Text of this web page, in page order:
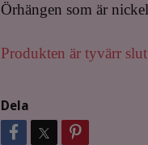
Örhängen som är
Produkten är tyvärr
Dela